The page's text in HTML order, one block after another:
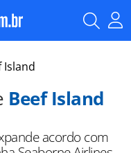
Island
Beef Island
acordo com